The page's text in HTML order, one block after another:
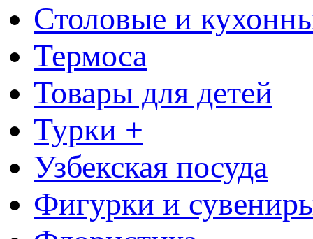
Столовые и
Термоса
Товары для детей
Турки +
Узбекская посуда
Фигурки и